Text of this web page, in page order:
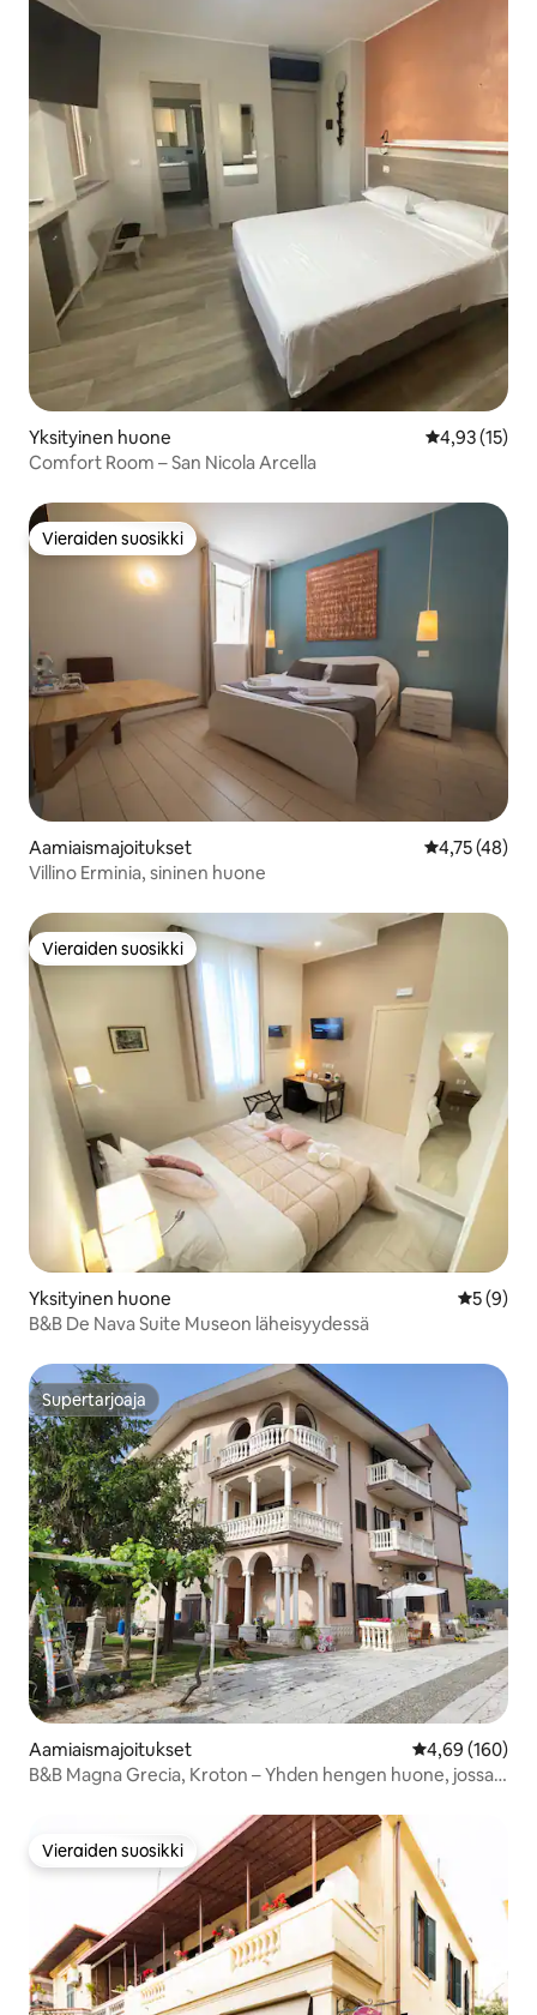
Yksityinen huone
4,93 (15)
Comfort Room – San Nicola Arcella
Vieraiden suosikki
Vieraiden suosikki
Aamiaismajoitukset
4,75 (48)
Villino Erminia, sininen huone
Vieraiden suosikki
Vieraiden suosikki
Yksityinen huone
5 (9)
B&B De Nava Suite Museon läheisyydessä
Supertarjoaja
Supertarjoaja
Aamiaismajoitukset
4,69 (160)
B&B Magna Grecia, Kroton – Yhden hengen huone, jossa
Vieraiden suosikki
Vieraiden suosikki